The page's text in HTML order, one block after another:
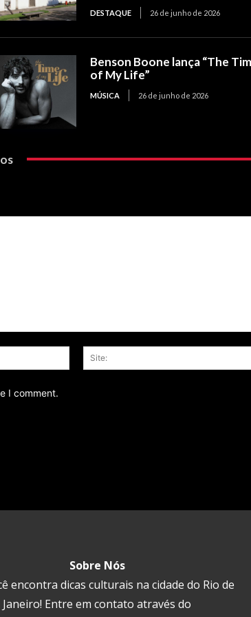
DESTAQUE 26 de junho de 2026
Benson Boone lança “The
of My Life”
MÚSICA 26 de junho de 2026
Email:*
I comment.
Sobre Nós
encontra dicas culturais na cidade do Rio de
Janeiro! Entre em contato através do